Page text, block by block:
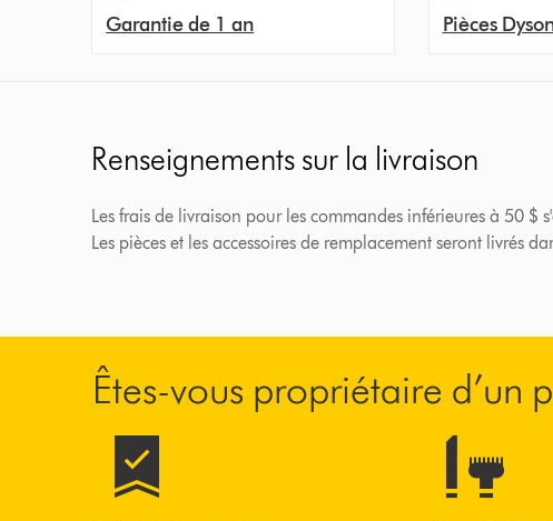
Garantie de 1 an Pièces
Renseignements sur la livraison
Les frais de livraison pour les commandes inférieures à 50
Les pièces et les accessoires de remplacement seront livrés
Êtes-vous propriétaire d’un